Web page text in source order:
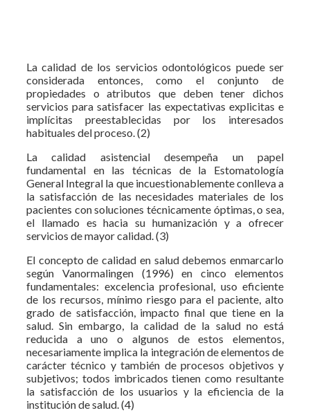
La calidad de los servicios odontológicos puede ser
considerada entonces, como el conjunto de
propiedades o atributos que deben tener dichos
servicios para satisfacer las expectativas explicitas e
implícitas preestablecidas por los interesados
habituales del proceso. (2)
La calidad asistencial desempeña un papel
fundamental en las técnicas de la Estomatología
General Integral la que incuestionablemente conlleva a
la satisfacción de las necesidades materiales de los
pacientes con soluciones técnicamente óptimas, o sea,
el llamado es hacia su humanización y a ofrecer
servicios de mayor calidad. (3)
El concepto de calidad en salud debemos enmarcarlo
según Vanormalingen (1996) en cinco elementos
fundamentales: excelencia profesional, uso eficiente
de los recursos, mínimo riesgo para el paciente, alto
grado de satisfacción, impacto final que tiene en la
salud. Sin embargo, la calidad de la salud no está
reducida a uno o algunos de estos elementos,
necesariamente implica la integración de elementos de
carácter técnico y también de procesos objetivos y
subjetivos; todos imbricados tienen como resultante
la satisfacción de los usuarios y la eficiencia de la
institución de salud. (4)